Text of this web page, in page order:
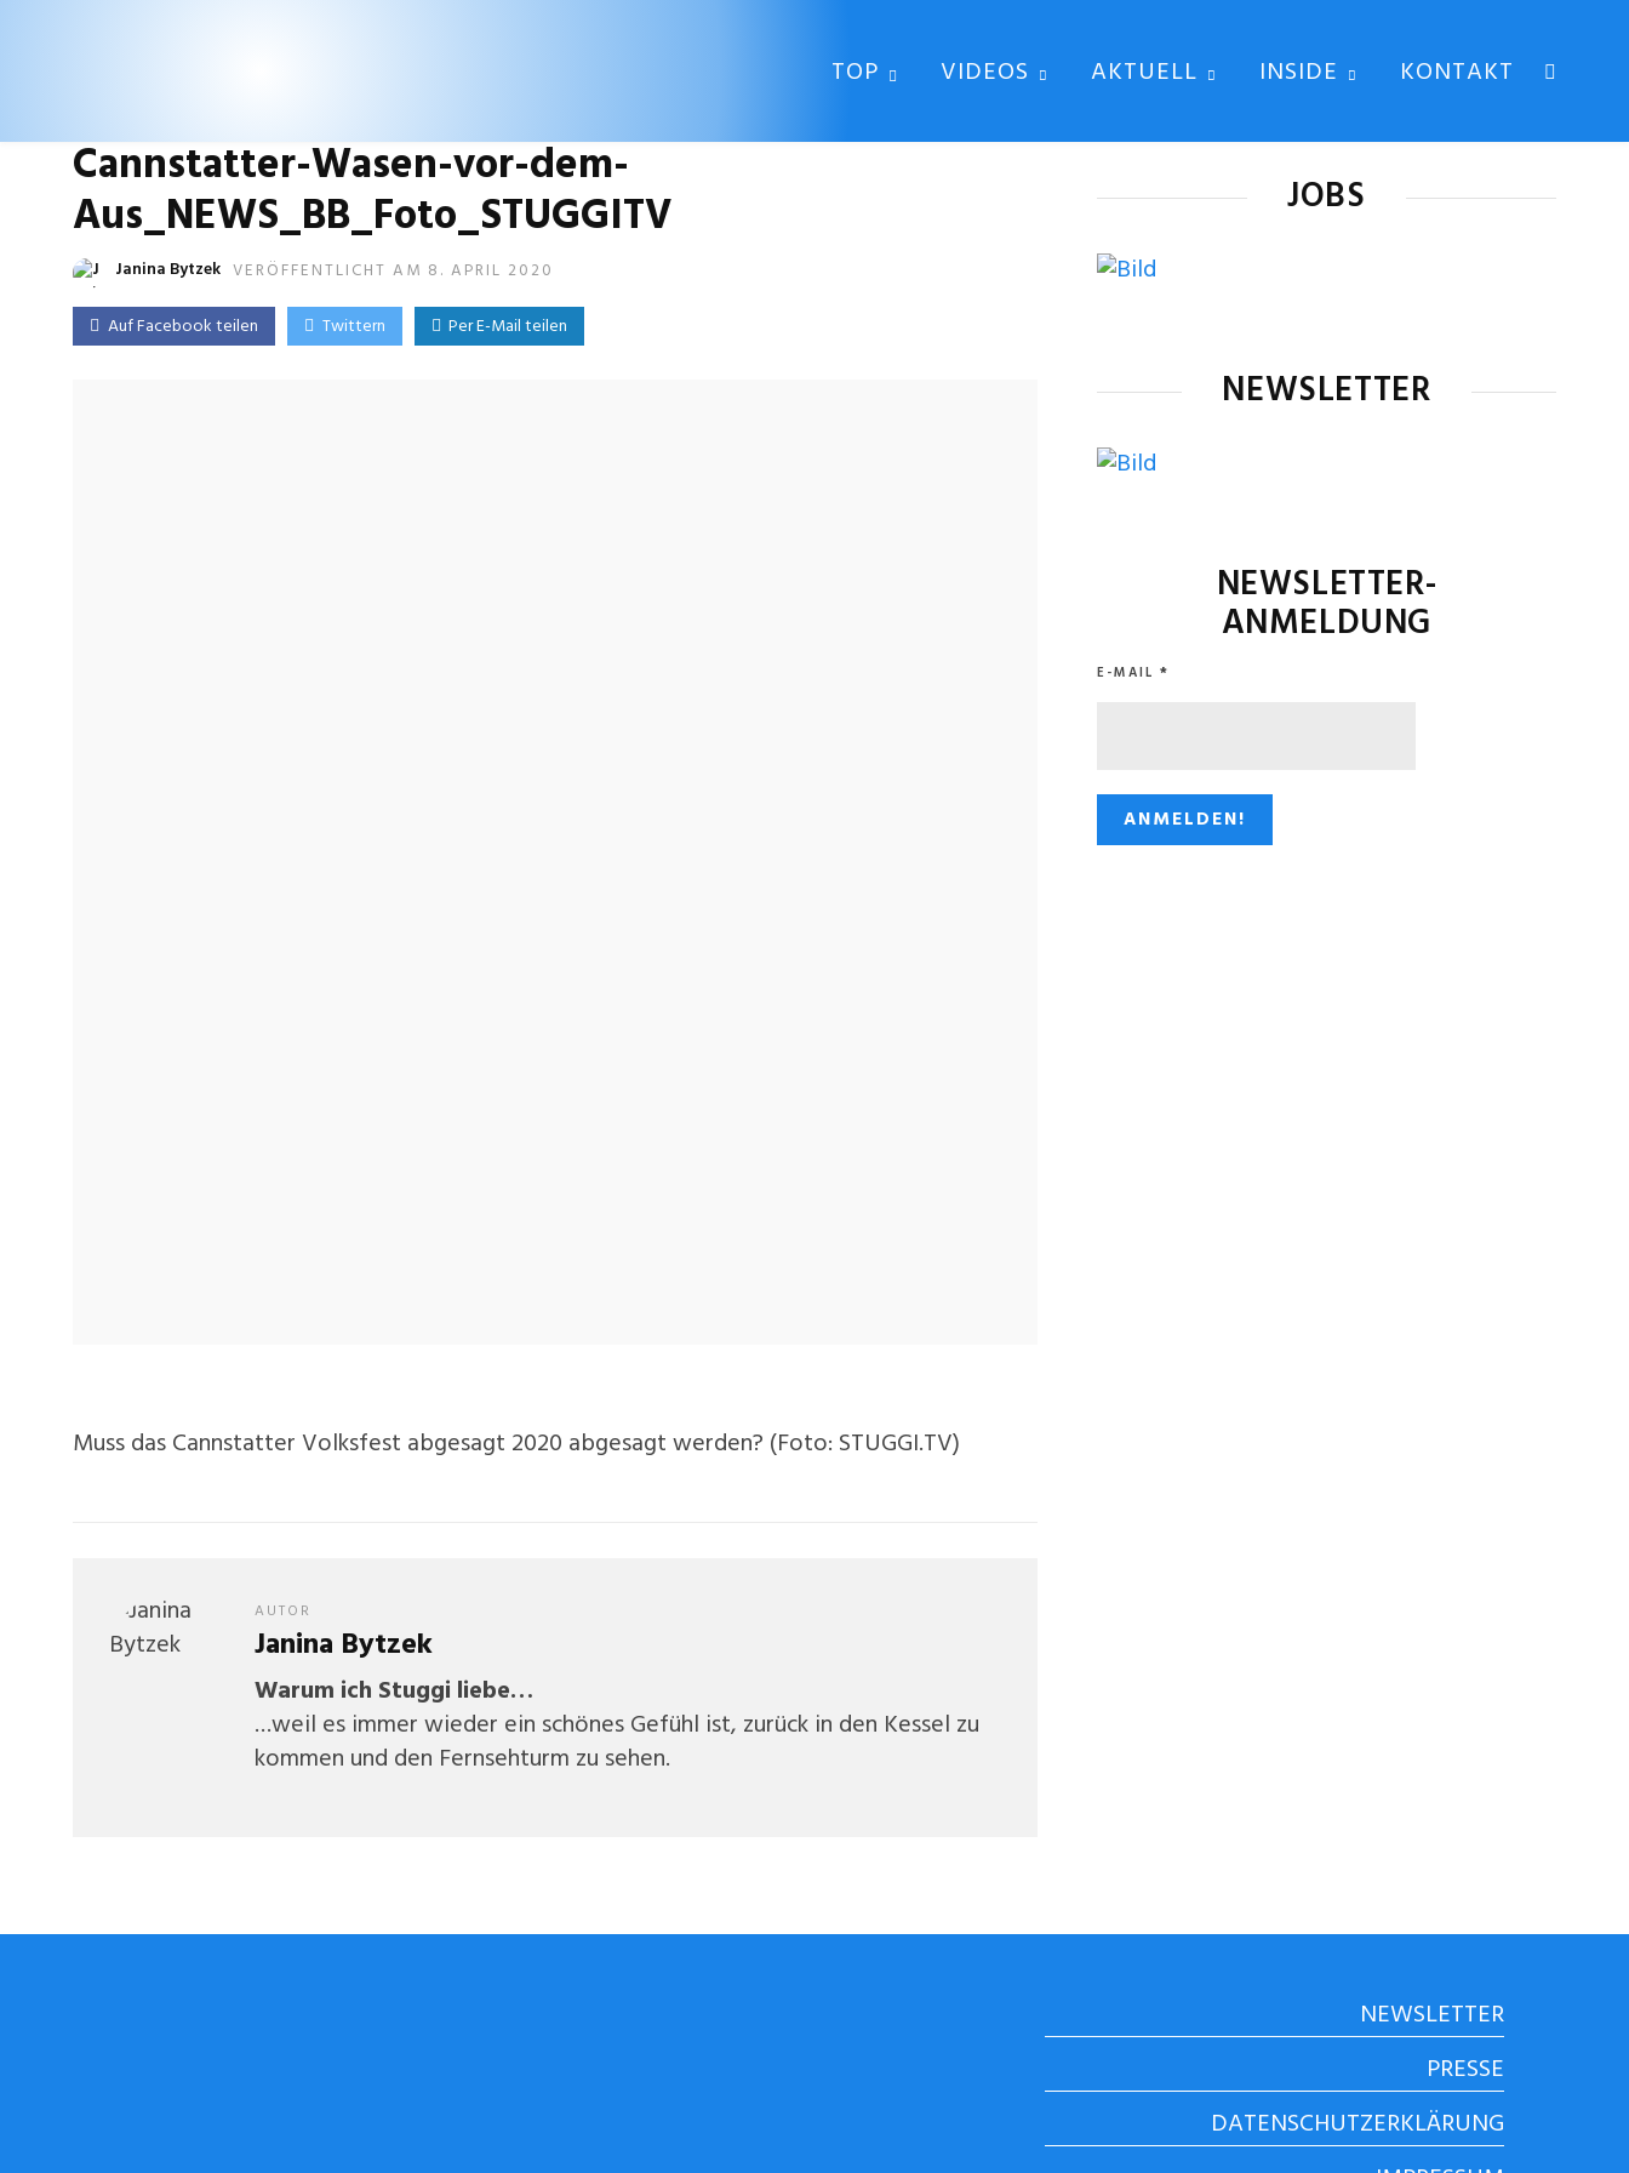
TOP VIDEOS AKTUELL INSIDE KONTAKT
Cannstatter-Wasen-vor-dem-
Aus_NEWS_BB_Foto_STUGGITV
Janina Bytzek VERÖFFENTLICHT AM 8. APRIL 2020
Auf Facebook teilen Twittern Per E-Mail teilen
Muss das Cannstatter Volksfest abgesagt 2020 abgesagt werden? (Foto: STUGGI.TV)
AUTOR
Janina Bytzek
Warum ich Stuggi liebe…
…weil es immer wieder ein schönes Gefühl ist, zurück in den Kessel zu
kommen und den Fernsehturm zu sehen.
JOBS
NEWSLETTER
NEWSLETTER-
ANMELDUNG
E-MAIL *
NEWSLETTER
PRESSE
DATENSCHUTZERKLÄRUNG